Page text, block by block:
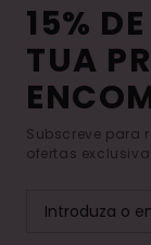
15%
TUA
Subscreve para
ofertas